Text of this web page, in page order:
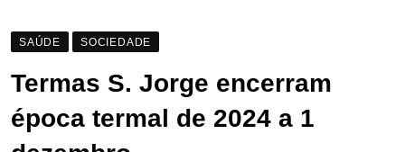
SAÚDE SOCIEDADE
Termas S. Jorge encerram
época termal de 2024 a 1